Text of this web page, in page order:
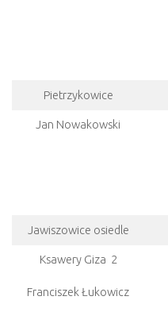
Pietrzykowice
Jan Nowakowski
Jawiszowice osiedle
Ksawery Giza 2
Franciszek Łukowicz